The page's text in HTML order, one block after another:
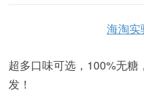
海淘实
超多口味可选，100%无糖
发！